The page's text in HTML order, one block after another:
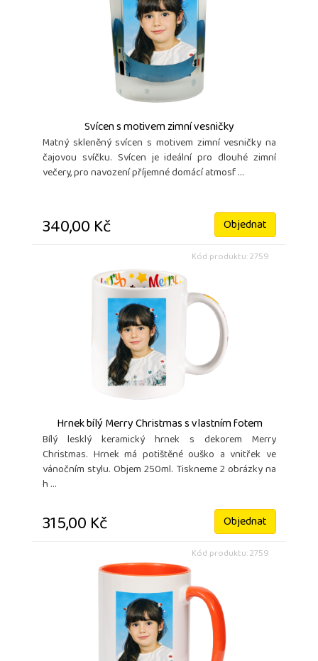
Svícen s motivem zimní vesničky
Matný skleněný svícen s motivem zimní vesničky na
čajovou svíčku. Svícen je ideální pro dlouhé zimní
večery, pro navození příjemné domácí atmosf ...
340,00 Kč Objednat
Kód produktu: 2759
Hrnek bílý Merry Christmas s vlastním fotem
Bílý lesklý keramický hrnek s dekorem Merry
Christmas. Hrnek má potištěné ouško a vnitřek ve
vánočním stylu. Objem 250ml. Tiskneme 2 obrázky na
h ...
315,00 Kč Objednat
Kód produktu: 2759